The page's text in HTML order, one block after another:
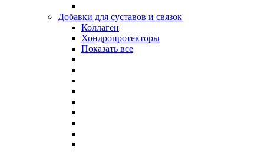
Добавки для суставов и связок
Коллаген
Хондропротекторы
Показать все